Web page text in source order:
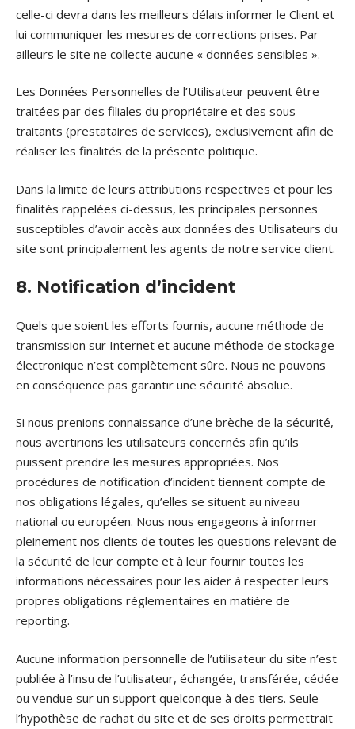
celle-ci devra dans les meilleurs délais informer le Client et
lui communiquer les mesures de corrections prises. Par
ailleurs le site ne collecte aucune « données sensibles ».
Les Données Personnelles de l’Utilisateur peuvent être
traitées par des filiales du propriétaire et des sous-
traitants (prestataires de services), exclusivement afin de
réaliser les finalités de la présente politique.
Dans la limite de leurs attributions respectives et pour les
finalités rappelées ci-dessus, les principales personnes
susceptibles d’avoir accès aux données des Utilisateurs du
site sont principalement les agents de notre service client.
8. Notification d’incident
Quels que soient les efforts fournis, aucune méthode de
transmission sur Internet et aucune méthode de stockage
électronique n’est complètement sûre. Nous ne pouvons
en conséquence pas garantir une sécurité absolue.
Si nous prenions connaissance d’une brèche de la sécurité,
nous avertirions les utilisateurs concernés afin qu’ils
puissent prendre les mesures appropriées. Nos
procédures de notification d’incident tiennent compte de
nos obligations légales, qu’elles se situent au niveau
national ou européen. Nous nous engageons à informer
pleinement nos clients de toutes les questions relevant de
la sécurité de leur compte et à leur fournir toutes les
informations nécessaires pour les aider à respecter leurs
propres obligations réglementaires en matière de
reporting.
Aucune information personnelle de l’utilisateur du site n’est
publiée à l’insu de l’utilisateur, échangée, transférée, cédée
ou vendue sur un support quelconque à des tiers. Seule
l’hypothèse de rachat du site et de ses droits permettrait